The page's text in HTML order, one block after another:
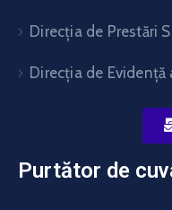
Direcţia de Prestări
Direcţia de Evidenţă
Purtător de